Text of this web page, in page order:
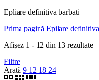
Epliare definitiva barbati
Prima pagină Epilare definitiva
Afișez 1 - 12 din 13 rezultate
Filtre
Arată 9 12 18 24